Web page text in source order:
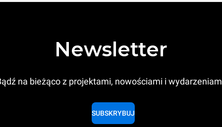
Newsletter
na bieżąco z projektami, nowościami i
SUBSKRYBUJ